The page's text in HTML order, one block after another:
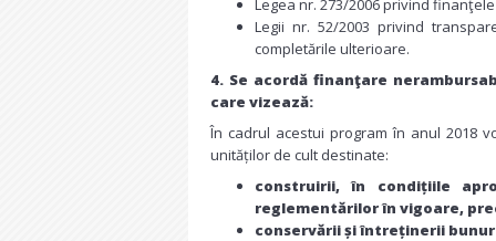
Legea nr. 273/2006 privind
Legii nr. 52/2003 privind
completările ulterioare.
4. Se acordă finanţare
care vizează:
În cadrul acestui program în anul 2018
unităților de cult destinate:
construirii, în condițiile
reglementărilor în vigoare,
conservării și întreținerii